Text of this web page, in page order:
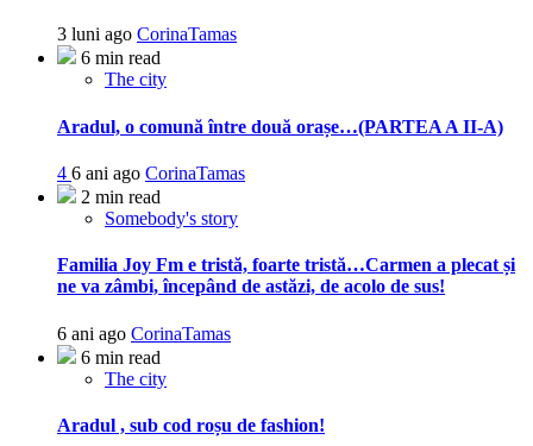
3 luni ago CorinaTamas
6 min read
The city
Aradul, o comună între două orașe…(PARTEA A II-A)
4 6 ani ago CorinaTamas
2 min read
Somebody's story
Familia Joy Fm e tristă, foarte tristă…Carmen a plecat și
ne va zâmbi, începând de astăzi, de acolo de sus!
6 ani ago CorinaTamas
6 min read
The city
Aradul , sub cod roșu de fashion!